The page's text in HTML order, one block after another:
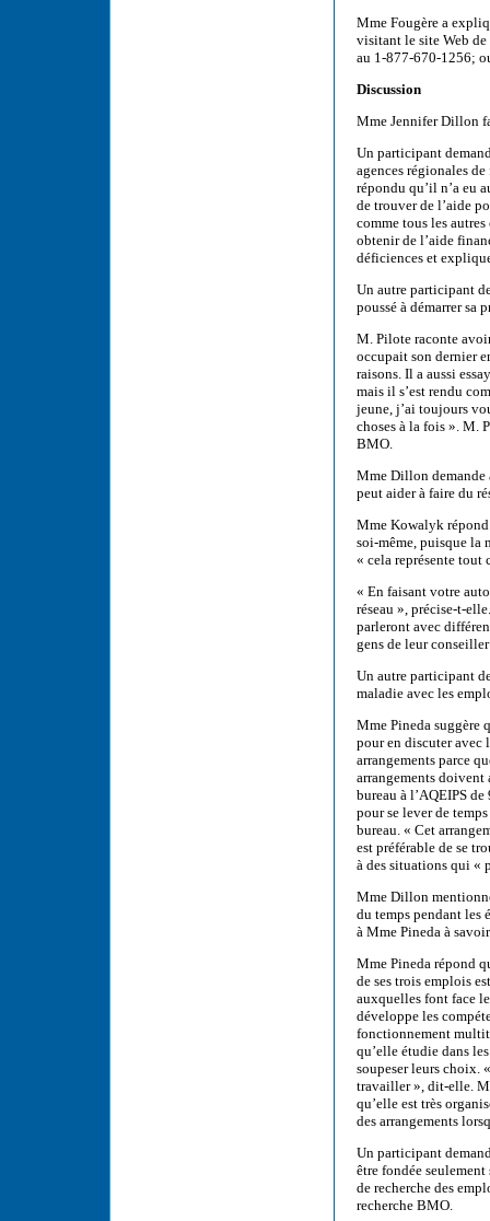
Mme Fougère a
visitant le site Web de
au 1-877-670-1256;
Discussion
Mme Jennifer Dillon
Un participant
agences régionales
répondu qu’il n’a eu
de trouver de l’aide
comme tous les
obtenir de l’aide
déficiences et
Un autre participant
poussé à démarrer sa
M. Pilote raconte
occupait son dernier
raisons. Il a aussi
mais il s’est rendu
jeune, j’ai toujours
choses à la fois ». M.
BMO.
Mme Dillon demande
peut aider à faire du
Mme Kowalyk répond
soi-même, puisque la
« cela représente tout
« En faisant votre
réseau », précise-t-
parleront avec
gens de leur
Un autre participant
maladie avec les
Mme Pineda suggère
pour en discuter avec
arrangements parce
arrangements doivent
bureau à l’AQEIPS
pour se lever de
bureau. « Cet
est préférable de se
à des situations qui «
Mme Dillon
du temps pendant les
à Mme Pineda à
Mme Pineda répond
de ses trois emplois
auxquelles font face
développe les
fonctionnement
qu’elle étudie dans
soupeser leurs choix.
travailler », dit-elle.
qu’elle est très
des arrangements
Un participant
être fondée
de recherche des
recherche BMO.